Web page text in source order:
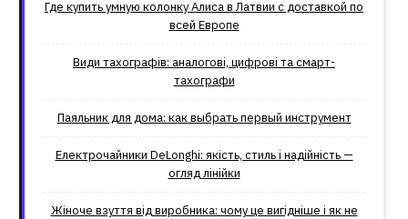
Где купить умную колонку Алиса в Латвии с доставкой по
всей Европе
Види тахографів: аналогові, цифрові та смарт-
тахографи
Паяльник для дома: как выбрать первый инструмент
Електрочайники DeLonghi: якість, стиль і надійність —
огляд лінійки
Жіноче взуття від виробника: чому це вигідніше і як не